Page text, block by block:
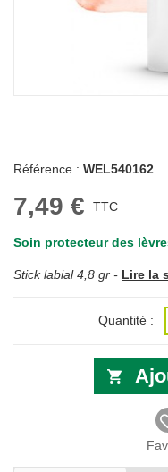
Référence : WEL540162
7,49 € TTC
Soin protecteur des
Stick labial 4,8 gr - Lire la
Quantité :